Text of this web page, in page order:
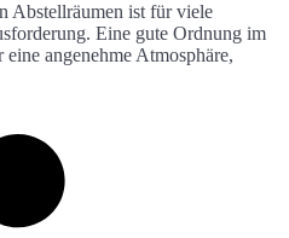
Abstellräumen ist für viele
Eine gute Ordnung im
angenehme Atmosphäre,